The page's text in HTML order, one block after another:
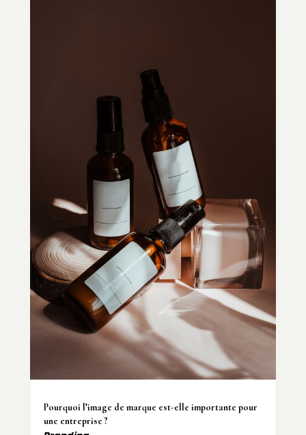
Pourquoi l’image de marque est-elle importante pour
une entreprise ?